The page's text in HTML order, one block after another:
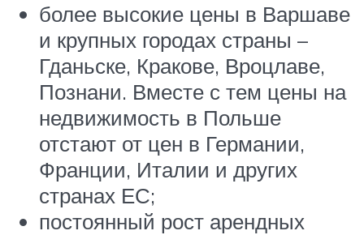
более высокие цены в Варшаве
и крупных городах страны –
Гданьске, Кракове, Вроцлаве,
Познани. Вместе с тем цены на
недвижимость в Польше
отстают от цен в Германии,
Франции, Италии и других
странах ЕС;
постоянный рост арендных